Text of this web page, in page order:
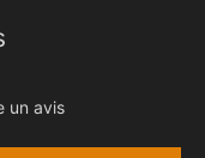
un avis